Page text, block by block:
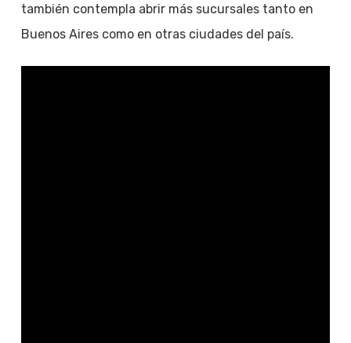
también contempla abrir más sucursales tanto en
Buenos Aires como en otras ciudades del país.